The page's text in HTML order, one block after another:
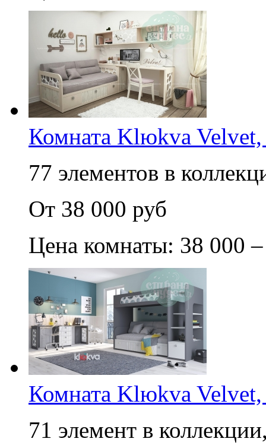
Комната Klюkva
77 элементов в
От 38 000 руб
Цена комнаты: 38 000
Комната Klюkva
71 элемент в